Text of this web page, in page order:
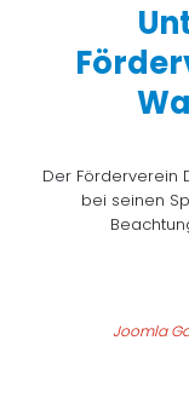
Der Förderverein
bei seinen
Joomla